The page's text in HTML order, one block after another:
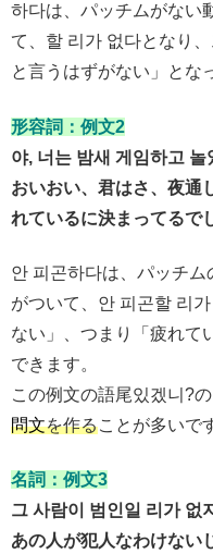
하다は、パッチムがない
て、할 리가 없다となり
と言うはずがない」とな
形容詞：例文2
야, 너는 밤새 게임하고
おいおい、君はさ、夜通
れているに決まってるで
안 피곤하다は、パッチ
がついて、안 피곤할 리
ない」、つまり「疲れて
できます。
この例文の語尾있겠니?の
問文を作ることが多いで
名詞：例文3
그 사람이 범인일 리가 없
あの人が犯人なわけない